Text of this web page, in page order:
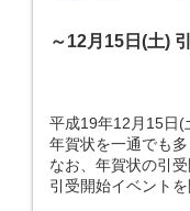
～12月15日(土)
平成19年12月15日(
年賀状を一通でも
なお、年賀状の引
引受開始イベントを